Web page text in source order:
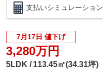
支払いシミュレーション
7月17日 値下げ
3,280万円
5LDK 113.45㎡(34.31坪)